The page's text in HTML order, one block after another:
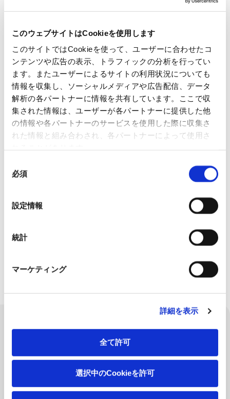
このウェブサイトはCookieを使用します
このサイトではCookieを使って、ユーザーに合わせたコ
ンテンツや広告の表示、トラフィックの分析を行ってい
ます。またユーザーによるサイトの利用状況についても
情報を収集し、ソーシャルメディアや広告配信、データ
解析の各パートナーに情報を共有しています。ここで収
集された情報は、ユーザーが各パートナーに提供した他
の情報や各パートナーのサービスを使用した際に収集さ
れた情報と組み合わされ、各パートナーによって使用さ
必須
設定情報
統計
マーケティング
詳細を表示
全て許可
選択中のCookieを許可
製品カテゴリ
工作機器
コンクリートプラント
実現に向けて環境機器をご
災害廃棄物処理について②-
災害廃棄物処理について③-
災害廃棄物処理について④-
土砂の処理